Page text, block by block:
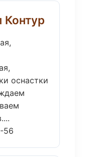
Контур
оснастки
56